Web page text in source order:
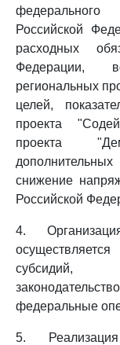
Российской
расходных
Федерации,
региональных
целей,
проекта
проекта
снижение
Российской
4.
субсидий,
федеральные
5.